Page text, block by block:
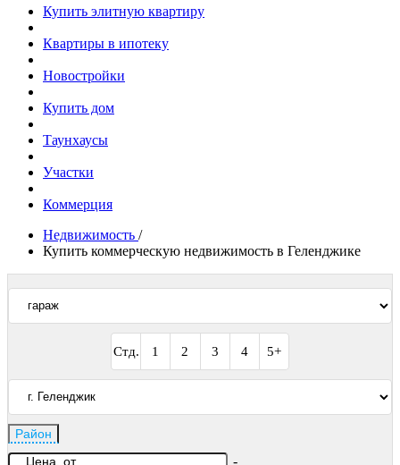
Купить элитную квартиру
Квартиры в ипотеку
Новостройки
Купить дом
Таунхаусы
Участки
Коммерция
Недвижимость /
Купить коммерческую недвижимость в Геленджике
Стд. 1 2 3 4 5+
Район
-